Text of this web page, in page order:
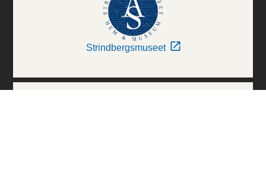
Strindbergsmuseet